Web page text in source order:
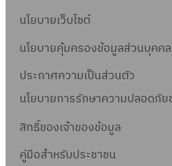
นโยบายเว็บไซต์
นโยบายคุ้มครองข้อมูลส่วนบุคคล
ประกาศความเป็นส่วนตัว
นโยบายการรักษาความปลอดภัย
สิทธิ์ของเจ้าของข้อมูล
คู่มือสำหรับประชาชน